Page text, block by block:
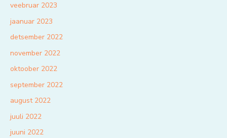
veebruar 2023
jaanuar 2023
detsember 2022
november 2022
oktoober 2022
september 2022
august 2022
juuli 2022
juuni 2022